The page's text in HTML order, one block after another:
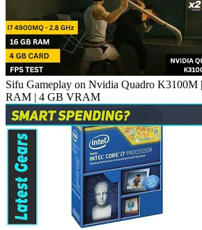
Sifu Gameplay on Nvidia Quadro K3100M
RAM | 4 GB VRAM